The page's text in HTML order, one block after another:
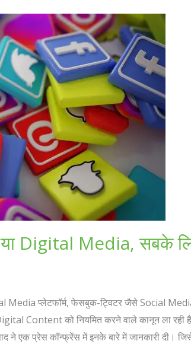
Digital Media, सबके
प्लेटफॉर्म, फेसबुक-ट्विटर जैसे Social
Content को नियमित करने वाले कानून ला रही
ने एक प्रेस कॉन्फ्रेंस में इनके बारे में जानकारी दी।